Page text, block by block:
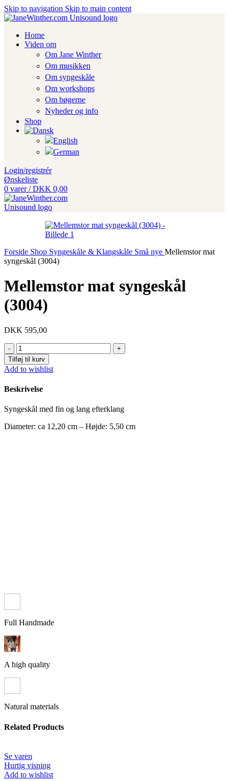
Skip to navigation Skip to main content
Home
Viden om
Om Jane Winther
Om musikken
Om syngeskåle
Om workshops
Om bøgerne
Nyheder og info
Shop
Login/registrér
Ønskeliste
0 varer / DKK 0,00
Forside Shop Syngeskåle & Klangskåle Små nye Mellemstor mat
syngeskål (3004)
Mellemstor mat syngeskål
(3004)
DKK 595,00
Mellemstor
mat
syngeskål
(3004)
antal
Tilføj til kurv
Add to wishlist
Beskrivelse
Syngeskål med fin og lang efterklang
Diameter: ca 12,20 cm – Højde: 5,50 cm
Full Handmade
A high quality
Natural materials
Related Products
Se varen
Hurtig visning
Add to wishlist